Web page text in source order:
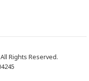
Rights Reserved.